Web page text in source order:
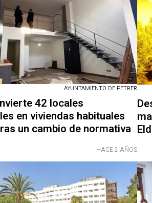
AYUNTAMIENTO DE PETRER
42 locales
en viviendas habituales
un cambio de normativa
HACE 2 AÑOS